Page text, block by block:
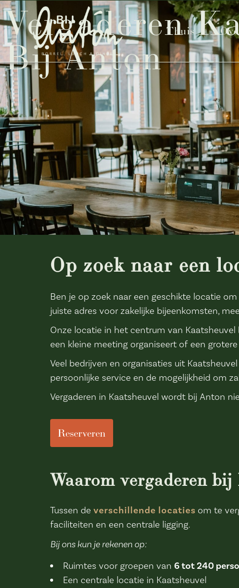
Thuis
Vergaderen
Bij Anton
Op zoek naar een
Ben je op zoek naar een geschikte locatie
juiste adres voor zakelijke bijeenkomsten,
Onze locatie in het centrum van
een kleine meeting organiseert of een
Veel bedrijven en organisaties uit
persoonlijke service en de mogelijkheid om
Vergaderen in Kaatsheuvel wordt bij Anton
Reserveren
Waarom vergaderen
Tussen de verschillende locaties om te
faciliteiten en een centrale ligging.
Bij ons kun je rekenen op:
Ruimtes voor groepen van 6 tot 240
Een centrale locatie in Kaatsheuvel